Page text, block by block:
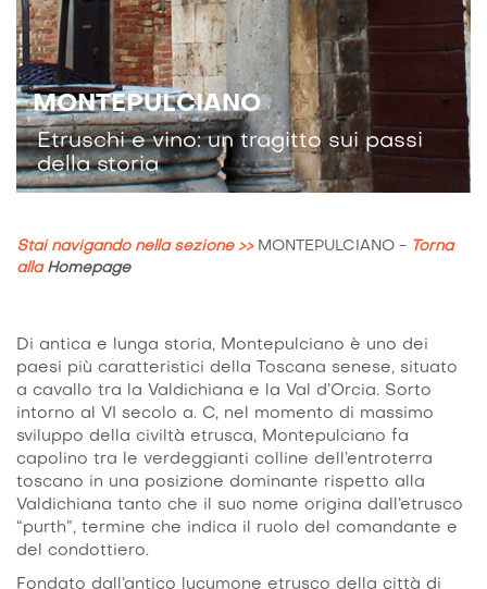
MONTEPULCIANO
Etruschi e vino: un tragitto sui passi
della storia
Stai navigando nella sezione >> MONTEPULCIANO - Torna
alla Homepage
Di antica e lunga storia, Montepulciano è uno dei
paesi più caratteristici della Toscana senese, situato
a cavallo tra la Valdichiana e la Val d’Orcia. Sorto
intorno al VI secolo a. C, nel momento di massimo
sviluppo della civiltà etrusca, Montepulciano fa
capolino tra le verdeggianti colline dell’entroterra
toscano in una posizione dominante rispetto alla
Valdichiana tanto che il suo nome origina dall’etrusco
“purth”, termine che indica il ruolo del comandante e
del condottiero.
Fondato dall’antico lucumone etrusco della città di